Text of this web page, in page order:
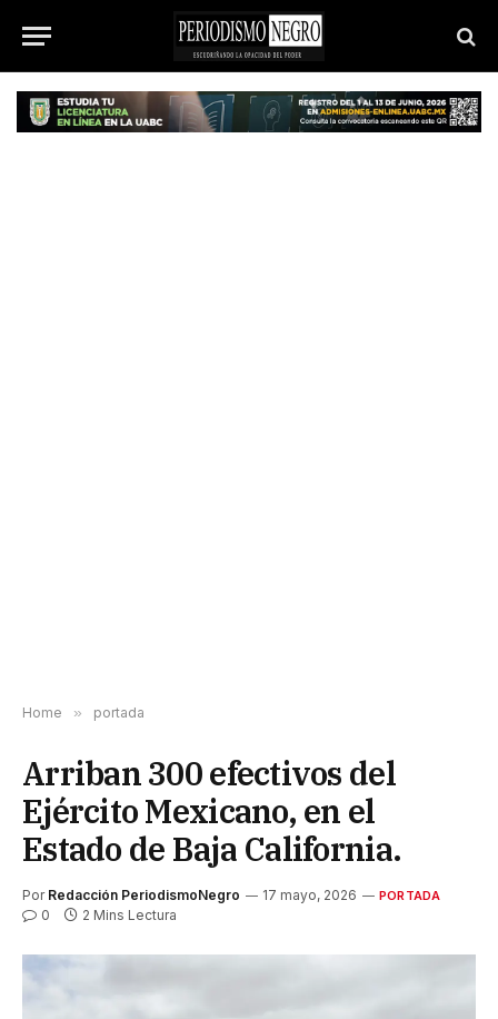
Home » portada
Arriban 300 efectivos del
Ejército Mexicano, en el
Estado de Baja California.
Por Redacción PeriodismoNegro 17 mayo, 2026 PORTADA
0 2 Mins Lectura